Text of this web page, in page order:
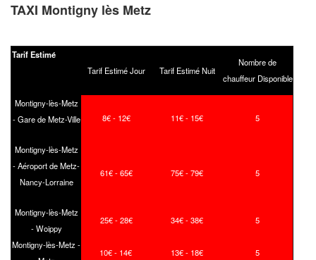
TAXI Montigny lès Metz
Tarif Estimé
Tarif Estimé Jour
Tarif Estimé Nuit
Nombre de
chauffeur Disponible
Montigny-lès-Metz
- Gare de Metz-Ville
8€ - 12€ 11€ - 15€ 5
Montigny-lès-Metz
- Aéroport de Metz-
Nancy-Lorraine
61€ - 65€ 75€ - 79€ 5
Montigny-lès-Metz
- Woippy
25€ - 28€ 34€ - 38€ 5
Montigny-lès-Metz -
10€ - 14€ 13€ - 18€ 5